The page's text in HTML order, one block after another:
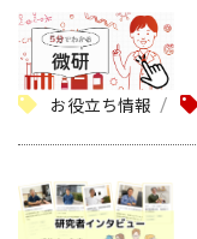
お役立ち情報